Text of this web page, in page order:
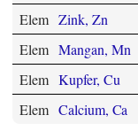
Elem Zink, Zn
Elem Mangan, Mn
Elem Kupfer, Cu
Elem Calcium, Ca